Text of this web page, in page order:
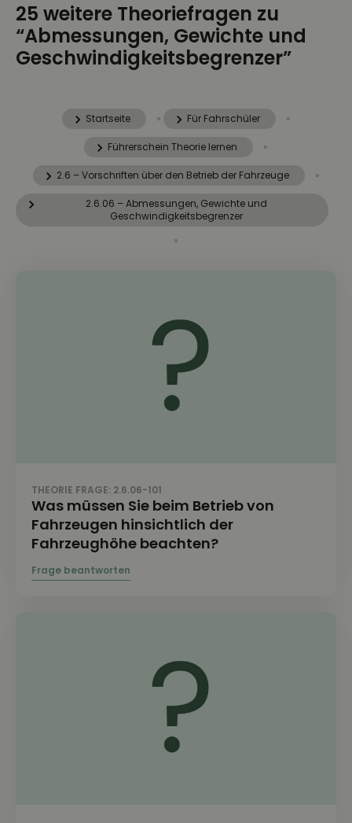
25 weitere Theoriefragen zu
“Abmessungen, Gewichte und
Geschwindigkeitsbegrenzer”
Startseite » Für Fahrschüler »
Führerschein Theorie lernen »
2.6 – Vorschriften über den Betrieb der Fahrzeuge »
2.6.06 – Abmessungen, Gewichte und
Geschwindigkeitsbegrenzer
»
THEORIE FRAGE: 2.6.06-101
Was müssen Sie beim Betrieb von
Fahrzeugen hinsichtlich der
Fahrzeughöhe beachten?